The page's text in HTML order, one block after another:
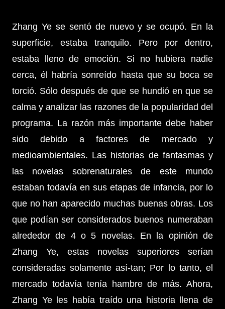
Zhang Ye se sentó de nuevo y se ocupó. En la
superficie, estaba tranquilo. Pero por dentro,
estaba lleno de emoción. Si no hubiera nadie
cerca, él habría sonreído hasta que su boca se
torció. Sólo después de que se hundió en que se
calma y analizar las razones de la popularidad del
programa. La razón más importante debe haber
sido debido a factores de mercado y
medioambientales. Las historias de fantasmas y
las novelas sobrenaturales de este mundo
estaban todavía en sus etapas de infancia, por lo
que no han aparecido muchas buenas obras. Los
que podían ser considerados buenos numeraban
alrededor de 4 o 5 novelas. En la opinión de
Zhang Ye, estas novelas superiores serían
consideradas solamente así-tan; Por lo tanto, el
mercado todavía tenía hambre de más. Ahora,
Zhang Ye les había traído una historia llena de